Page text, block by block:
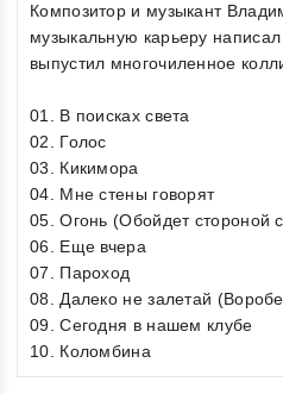
Композитор и музыкант
музыкальную карьеру
выпустил многочиленное
01. В поисках света
02. Голос
03. Кикимора
04. Мне стены говорят
05. Огонь (Обойдет стороной
06. Еще вчера
07. Пароход
08. Далеко не залетай
09. Сегодня в нашем клубе
10. Коломбина